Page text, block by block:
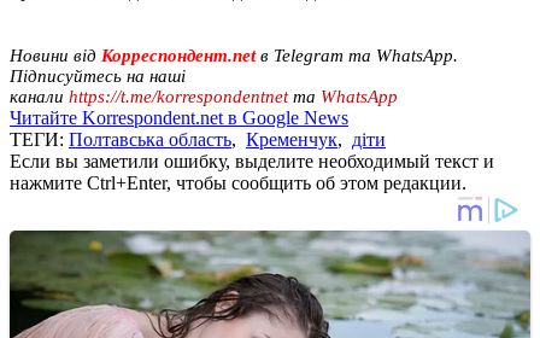
Новини від Корреспондент.netв Telegram та WhatsApp.
Підписуйтесь на наші
канали https://t.me/korrespondentnetта WhatsApp
Читайте Korrespondent.net в Google News
ТЕГИ: Полтавська область, Кременчук, діти
Если вы заметили ошибку, выделите необходимый текст и
нажмите Ctrl+Enter, чтобы сообщить об этом редакции.